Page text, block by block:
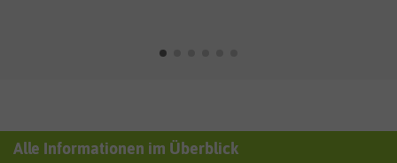
Alle Informationen im Überblick